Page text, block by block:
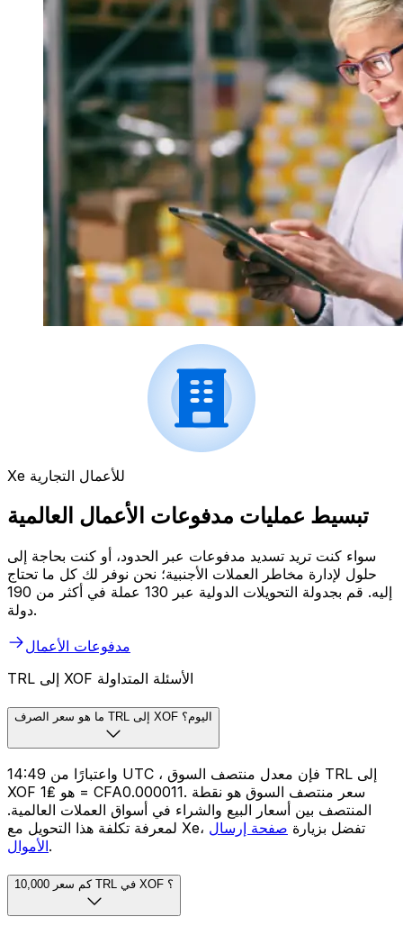
Xe للأعمال التجارية
تبسيط عمليات مدفوعات الأعمال العالمية
سواء كنت تريد تسديد مدفوعات عبر الحدود، أو كنت بحاجة إلى
حلول لإدارة مخاطر العملات الأجنبية؛ نحن نوفر لك كل ما تحتاج
إليه. قم بجدولة التحويلات الدولية عبر 130 عملة في أكثر من 190
دولة.
مدفوعات الأعمال
TRL إلى XOF الأسئلة المتداولة
ما هو سعر الصرف TRL إلى XOF اليوم؟
واعتبارًا من 14:49 UTC ، فإن معدل منتصف السوق TRL إلى
XOF هو ₤1 = CFA0.000011. سعر منتصف السوق هو نقطة
المنتصف بين أسعار البيع والشراء في أسواق العملات العالمية.
لمعرفة تكلفة هذا التحويل مع Xe، تفضل بزيارة صفحة إرسال
الأموال.
كم سعر 10,000 TRL في XOF ؟